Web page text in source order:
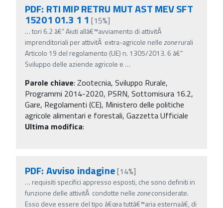
PDF: RTI MIP RETRU MUT AST MEV SFT
15201 01.3 1 1[15%]
…tori 6.2 â€“ Aiuti allâ€™avviamento di attivitÃ
imprenditoriali per attivitÃ extra-agricole nellezonerurali
Articolo 19 del regolamento (UE) n. 1305/2013. 6 â€“
Sviluppo delle aziende agricole e …
Parole chiave: Zootecnia, Sviluppo Rurale,
Programmi 2014-2020, PSRN, Sottomisura 16.2,
Gare, Regolamenti (CE), Ministero delle politiche
agricole alimentari e forestali, Gazzetta Ufficiale
Ultima modifica:
PDF: Avviso indagine[14%]
… requisiti specifici appresso esposti, che sono definiti in
funzione delle attivitÃ condotte nellezoneconsiderate.
Esso deve essere del tipo â€œa tuttâ€™aria esternaâ€, di